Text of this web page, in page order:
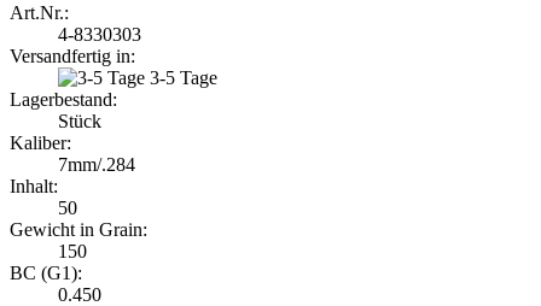
Art.Nr.:
4-8330303
Versandfertig in:
3-5 Tage
Lagerbestand:
Stück
Kaliber:
7mm/.284
Inhalt:
50
Gewicht in Grain:
150
BC (G1):
0.450